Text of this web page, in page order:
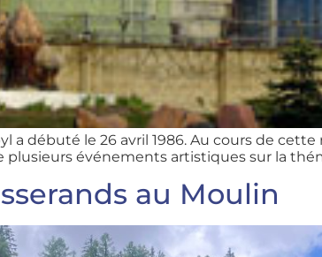
a débuté le 26 avril 1986. Au cours de cette
plusieurs événements artistiques sur la
au Moulin